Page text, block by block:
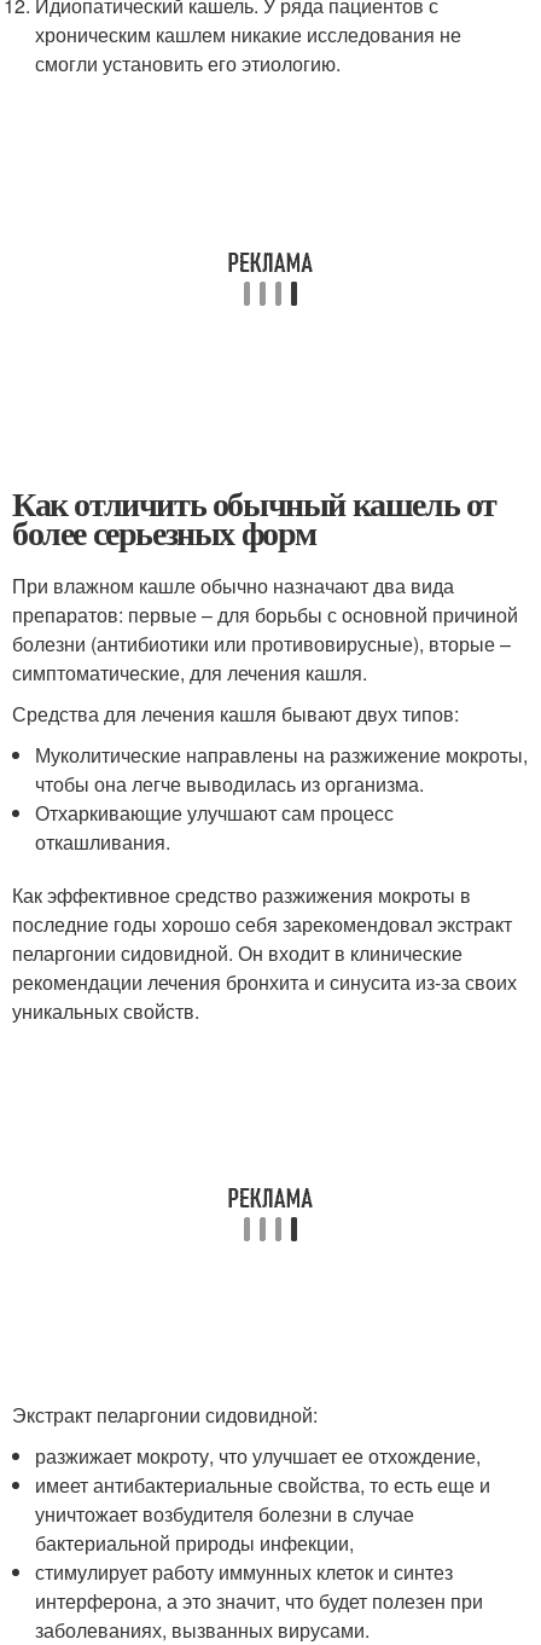
хроническим кашлем никакие исследования не
смогли установить его этиологию.
Как отличить обычный кашель от
более серьезных форм
При влажном кашле обычно назначают два вида
препаратов: первые – для борьбы с основной причиной
болезни (антибиотики или противовирусные), вторые –
симптоматические, для лечения кашля.
Средства для лечения кашля бывают двух типов:
Муколитические направлены на разжижение мокроты,
чтобы она легче выводилась из организма.
Отхаркивающие улучшают сам процесс
откашливания.
Как эффективное средство разжижения мокроты в
последние годы хорошо себя зарекомендовал экстракт
пеларгонии сидовидной. Он входит в клинические
рекомендации лечения бронхита и синусита из-за своих
уникальных свойств.
Экстракт пеларгонии сидовидной:
разжижает мокроту, что улучшает ее отхождение,
имеет антибактериальные свойства, то есть еще и
уничтожает возбудителя болезни в случае
бактериальной природы инфекции,
стимулирует работу иммунных клеток и синтез
интерферона, а это значит, что будет полезен при
заболеваниях, вызванных вирусами.